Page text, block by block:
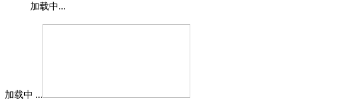
加载中...
加载中 ...